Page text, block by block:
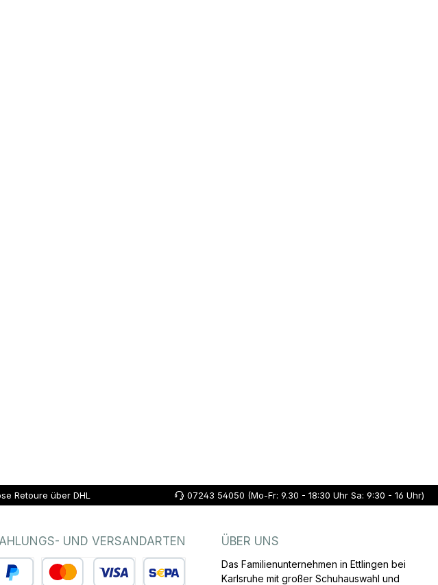
Retoure über DHL 07243 54050 (Mo-Fr: 9.30 - 18:30 Uhr Sa: 9:30 - 16 Uhr)
UND VERSANDARTEN ÜBER UNS
Das Familienunternehmen in Ettlingen bei
Karlsruhe mit großer Schuhauswahl und